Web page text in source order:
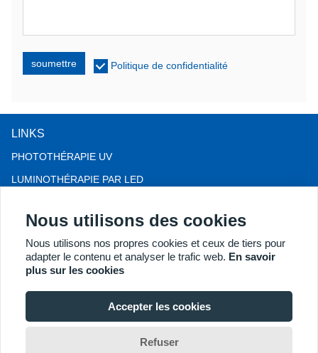
soumettre Politique de confidentialité
LINKS
PHOTOTHÉRAPIE UV
LUMINOTHÉRAPIE PAR LED
COLPOSCOPE
PLUS DE PRODUITS
Copyright® 2018 Kernel Medical Equipment Co.,LTD. Adresse de
may@kernelmed.com
Nous utilisons des cookies
Nous utilisons nos propres cookies et ceux de tiers pour
adapter le contenu et analyser le trafic web. En savoir
plus sur les cookies
Accepter les cookies
Refuser